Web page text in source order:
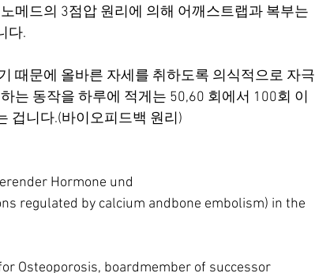
메드의 3점압 원리에 의해 어깨스트랩과 복부는
다.
때문에 올바른 자세를 취하도록 의식적으로 자극
는 동작을 하루에 적게는 50,60 회에서 100회 이
겁니다.(바이오피드백 원리)
Hormone und
regulated by calcium andbone embolism) in the
Osteoporosis, boardmember of successor